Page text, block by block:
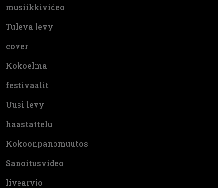
musiikkivideo
Tuleva levy
cover
Kokoelma
festivaalit
Uusi levy
haastattelu
Kokoonpanomuutos
Sanoitusvideo
livearvio